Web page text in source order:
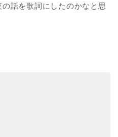
話を歌詞にしたのかなと思